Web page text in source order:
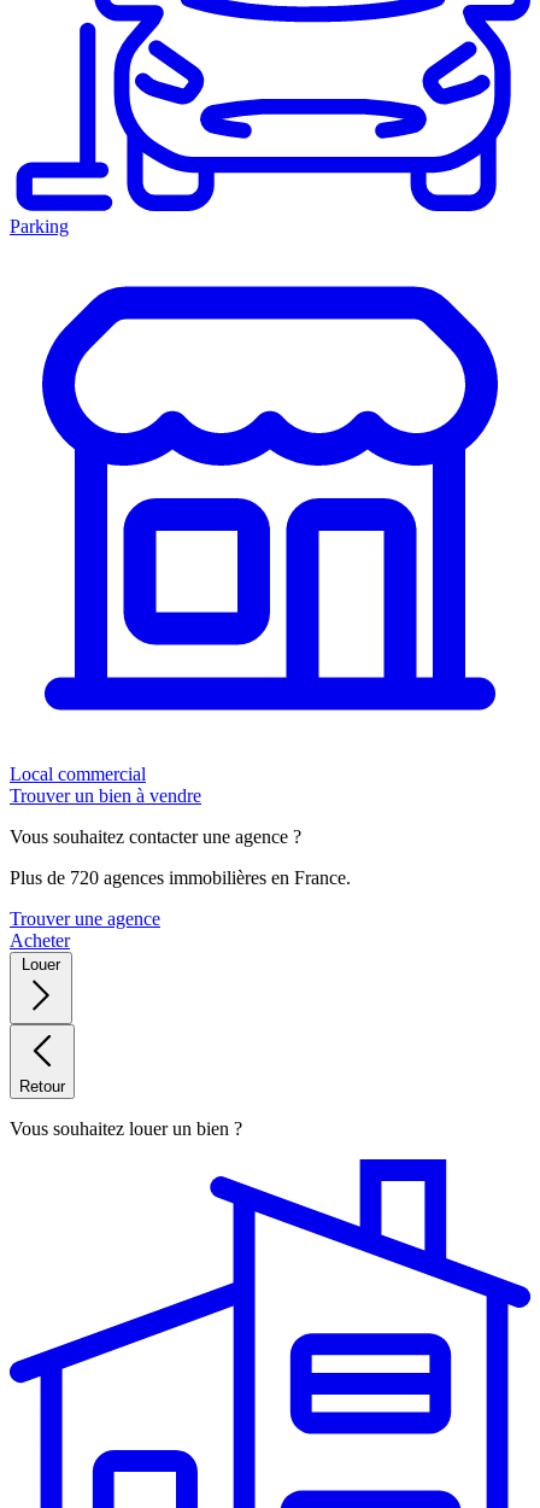
Parking
Local commercial
Trouver un bien à vendre
Vous souhaitez contacter une agence ?
Plus de 720 agences immobilières en France.
Trouver une agence
Acheter
Louer
Retour
Vous souhaitez louer un bien ?